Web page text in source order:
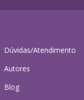
Dúvidas/Atendimento
Autores
Blog